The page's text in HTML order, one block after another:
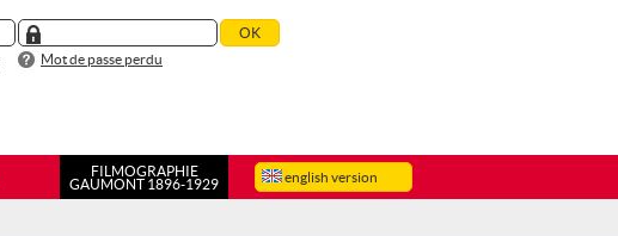
Mot de passe perdu
english version
FILMOGRAPHIE
GAUMONT 1896-1929